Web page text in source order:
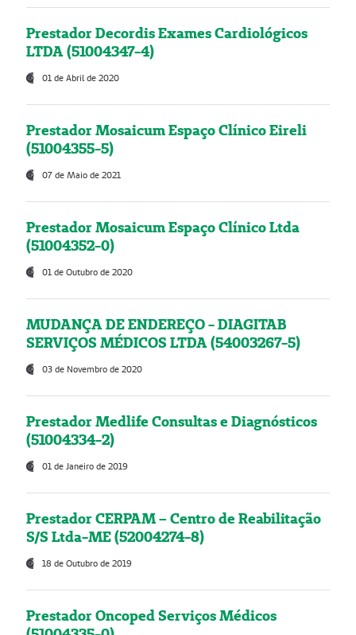
Prestador Decordis Exames Cardiológicos
LTDA (51004347-4)
01 de Abril de 2020
Prestador Mosaicum Espaço Clínico Eireli
(51004355-5)
07 de Maio de 2021
Prestador Mosaicum Espaço Clínico Ltda
(51004352-0)
01 de Outubro de 2020
MUDANÇA DE ENDEREÇO - DIAGITAB
SERVIÇOS MÉDICOS LTDA (54003267-5)
03 de Novembro de 2020
Prestador Medlife Consultas e Diagnósticos
(51004334-2)
01 de Janeiro de 2019
Prestador CERPAM – Centro de Reabilitação
S/S Ltda-ME (52004274-8)
18 de Outubro de 2019
Prestador Oncoped Serviços Médicos